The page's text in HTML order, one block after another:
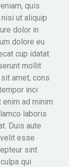
quis
ut aliquip
dolor in
dolore eu
cup idatat
mollit
amet, cons
inci
enim ad minim
laboris
Duis aute
esse
sint
qui